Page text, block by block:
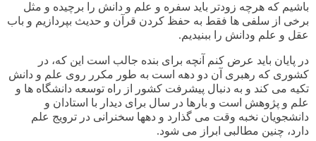
باشیم که هرچه زودتر باید سفره و علم و دانش را برچیده و مثل
برخی از سلفی ها فقط به حفظ کردن قرآن و حدیث بپردازیم و باب
عقل و علم ودانش را ببنیدیم.
در پایان باید عرض کنم آنچه برای بنده جالب است این که، در
کشوری که رهبری آن دو دهه است به طور مکرر روی علم و دانش
تکیه می کند و به دنبال پیشرفت کشور از راه توسعه دانشگاه ها و
علم و پژوهش است و بارها در سال برای دیدار با استادان و
دانشجویان نخبه وقت می گذارد و دهها سخنرانی در ترویج علم
دارد، چنین مطالبی ابراز می شود.